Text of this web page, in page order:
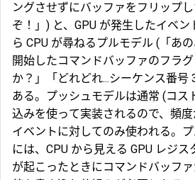
ングさせずにバッファをフリップ
ぞ！」) と、GPU が発生したイベ
ら CPU が尋ねる プルモデル (「あ
開始したコマンドバッファのフラ
か？」「どれどれ...シーケンス番号
ある。プッシュモデルは通常 (コス
込みを使って実装されるので、頻
イベントに対してのみ使われる。
には、CPU から見える GPU レジ
が起こったときにコマンドバッフ